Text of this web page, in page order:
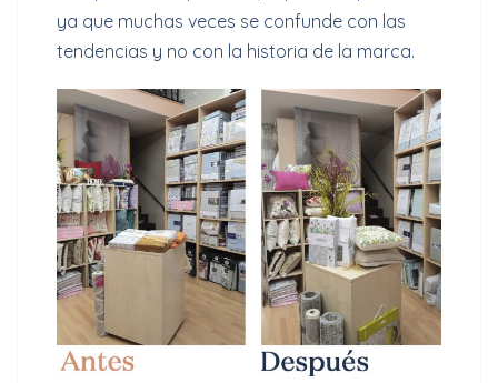
ya que muchas veces se confunde con las
tendencias y no con la historia de la marca.